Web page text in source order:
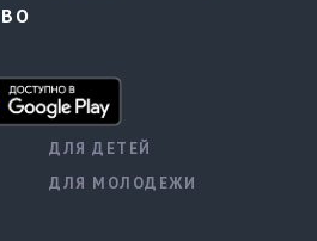
ДЛЯ ДЕТЕЙ
ДЛЯ МОЛОДЕЖИ